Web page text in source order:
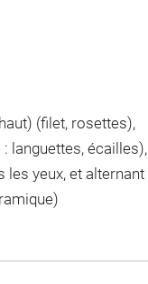
(filet, rosettes),
languettes, écailles),
les yeux, et alternant